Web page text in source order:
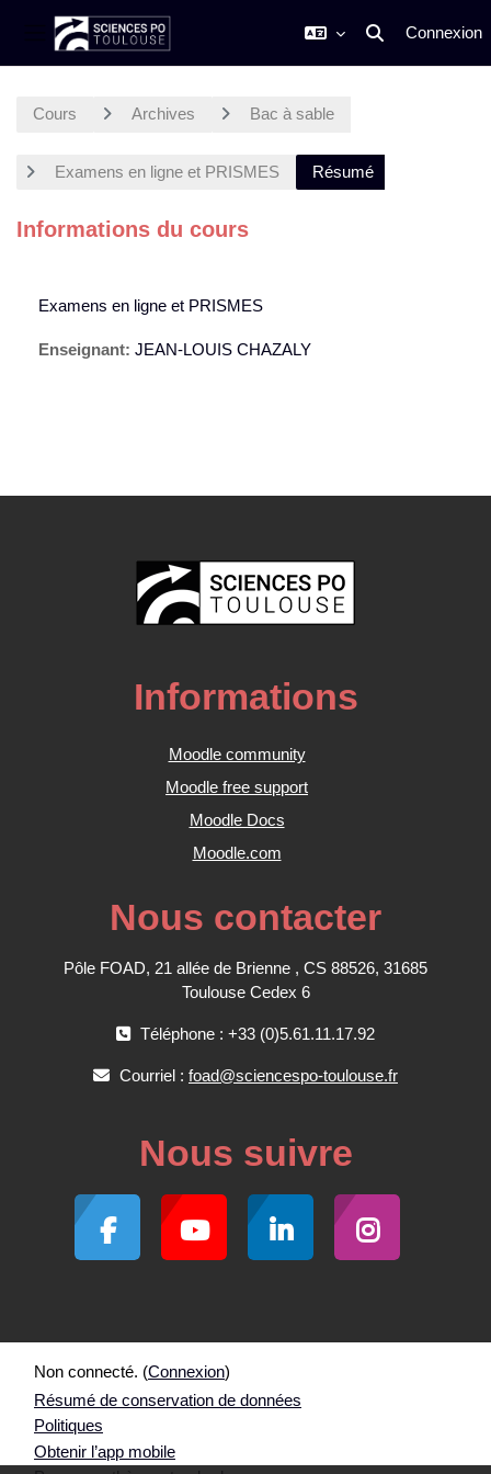
Panneau latéral Activer/
Connexion
Cours Archives Bac à sable
Examens en ligne et PRISMES Résumé
Informations du cours
Examens en ligne et PRISMES
Enseignant: JEAN-LOUIS CHAZALY
Informations
Moodle community
Moodle free support
Moodle Docs
Moodle.com
Nous contacter
Pôle FOAD, 21 allée de Brienne , CS 88526, 31685
Toulouse Cedex 6
Téléphone : +33 (0)5.61.11.17.92
Courriel : foad@sciencespo-toulouse.fr
Nous suivre
Non connecté. (Connexion)
Résumé de conservation de données
Politiques
Obtenir l’app mobile